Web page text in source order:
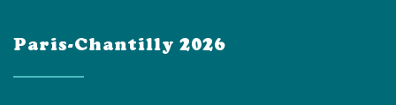
Paris-Chantilly 2026